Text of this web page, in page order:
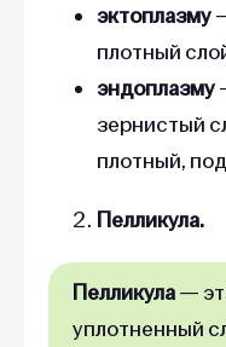
эктоплазму
плотный
эндоплазму
зернистый
плотный,
Пелликула.
Пелликула—
уплотненный